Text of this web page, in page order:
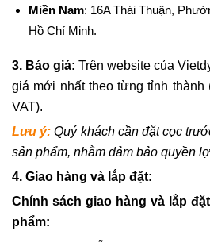
Miền Nam: 16A Thái Thuận,
Hồ Chí Minh.
3. Báo giá: Trên website của
giá mới nhất theo từng tỉnh thành
VAT).
Lưu ý: Quý khách cần đặt cọc
sản phẩm, nhằm đảm bảo quyền
4. Giao hàng và lắp đặt:
Chính sách giao hàng và lắp
phẩm: